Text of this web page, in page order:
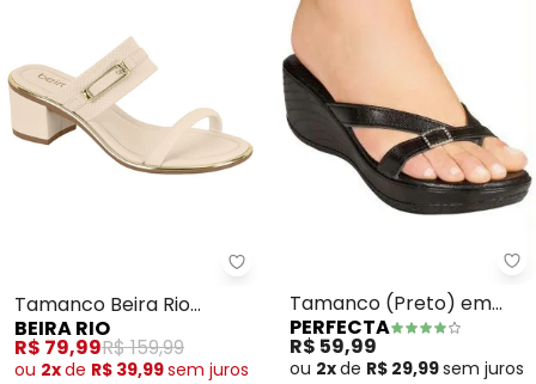
Beira Rio - Tamanco Beira Rio
Tamanco Beira Rio
(Creme)
BEIRA RIO
R$ 79,99R$ 159,99
ou 2xde R$ 39,99sem juros
Tamanco (Preto) em
Sintético
PERFECTA
R$ 59,99
ou 2xde R$ 29,99sem juros